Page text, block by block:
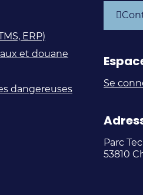
ERP)
et douane
dangereuses
sur
sur
sur
sur
Se
Parc
53810